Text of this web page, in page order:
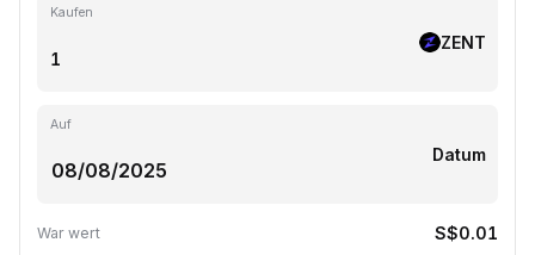
Kaufen
ZENT
Auf
Datum
War wert S$0.01